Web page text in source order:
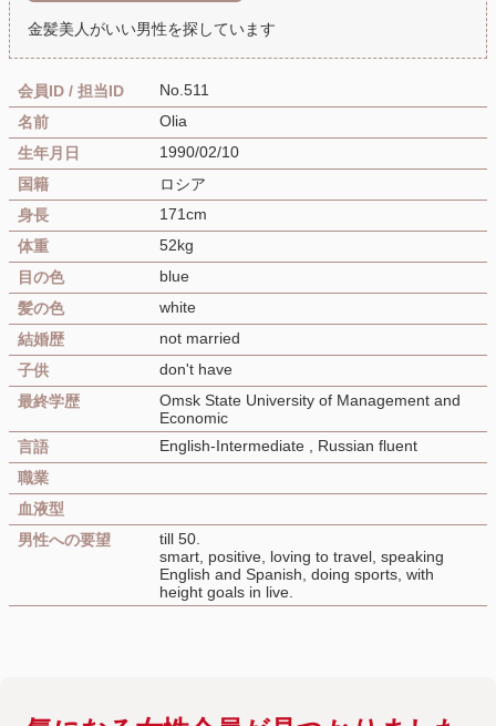
金髪美人がいい男性を探しています
会員ID / 担当ID
No.511
名前
Olia
生年月日
1990/02/10
国籍
ロシア
身長
171cm
体重
52kg
目の色
blue
髪の色
white
結婚歴
not married
子供
don't have
最終学歴
Omsk State University of Management and
Economic
言語
English-Intermediate , Russian fluent
職業
血液型
男性への要望
till 50.
⁠smart, positive, loving to travel, speaking
English and Spanish, doing sports, with
height goals in live.